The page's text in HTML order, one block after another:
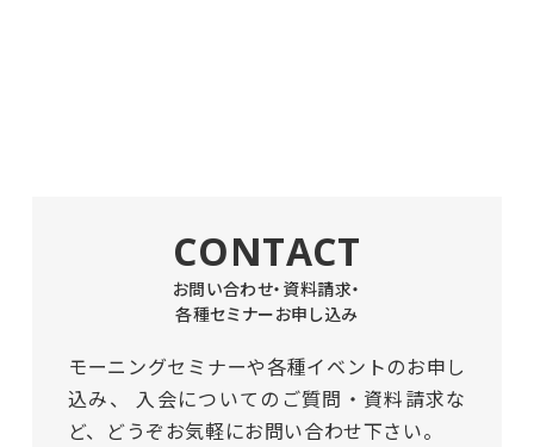
CONTACT
お問い合わせ・資料請求・
各種セミナーお申し込み
モーニングセミナーや各種イベントのお申し
込み、
入会についてのご質問・資料請求な
ど、どうぞお気軽にお問い合わせ下さい。